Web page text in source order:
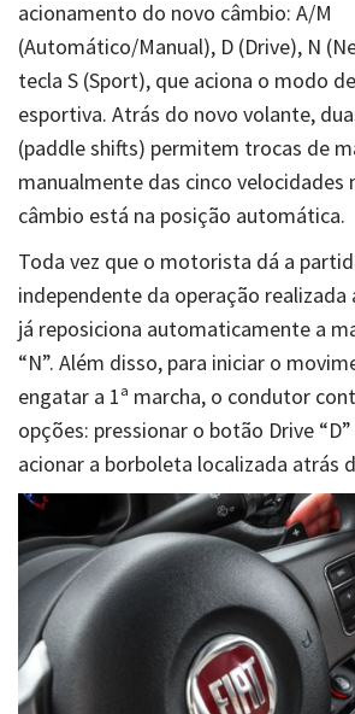
acionamento do novo câmbio: A/M
(Automático/Manual), D (Drive), N
tecla S (Sport), que aciona o modo
esportiva. Atrás do novo volante,
(paddle shifts) permitem trocas de
manualmente das cinco velocidades
câmbio está na posição automática.
Toda vez que o motorista dá a
independente da operação
já reposiciona automaticamente a
“N”. Além disso, para iniciar o
engatar a 1ª marcha, o condutor
opções: pressionar o botão Drive
acionar a borboleta localizada atrás